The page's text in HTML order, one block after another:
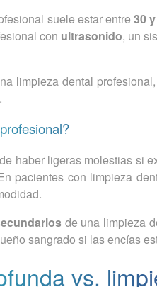
suele estar entre30
con ultrasonido, un
limpieza dental
.
haber ligeras molestias si
pacientes con limpieza
de una limpieza
sangrado si las encías
vs.